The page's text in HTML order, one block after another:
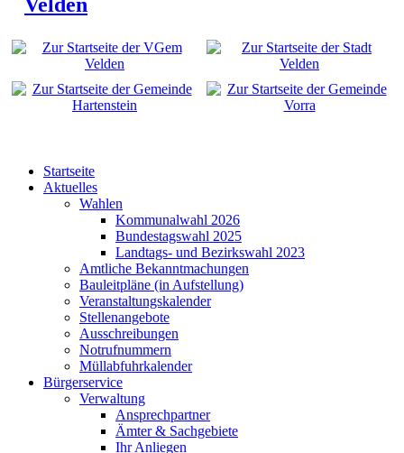
Startseite
Aktuelles
Wahlen
Kommunalwahl 2026
Bundestagswahl 2025
Landtags- und Bezirkswahl 2023
Amtliche Bekanntmachungen
Bauleitpläne (in Aufstellung)
Veranstaltungskalender
Stellenangebote
Ausschreibungen
Notrufnummern
Müllabfuhrkalender
Bürgerservice
Verwaltung
Ansprechpartner
Ämter & Sachgebiete
Ihr Anliegen